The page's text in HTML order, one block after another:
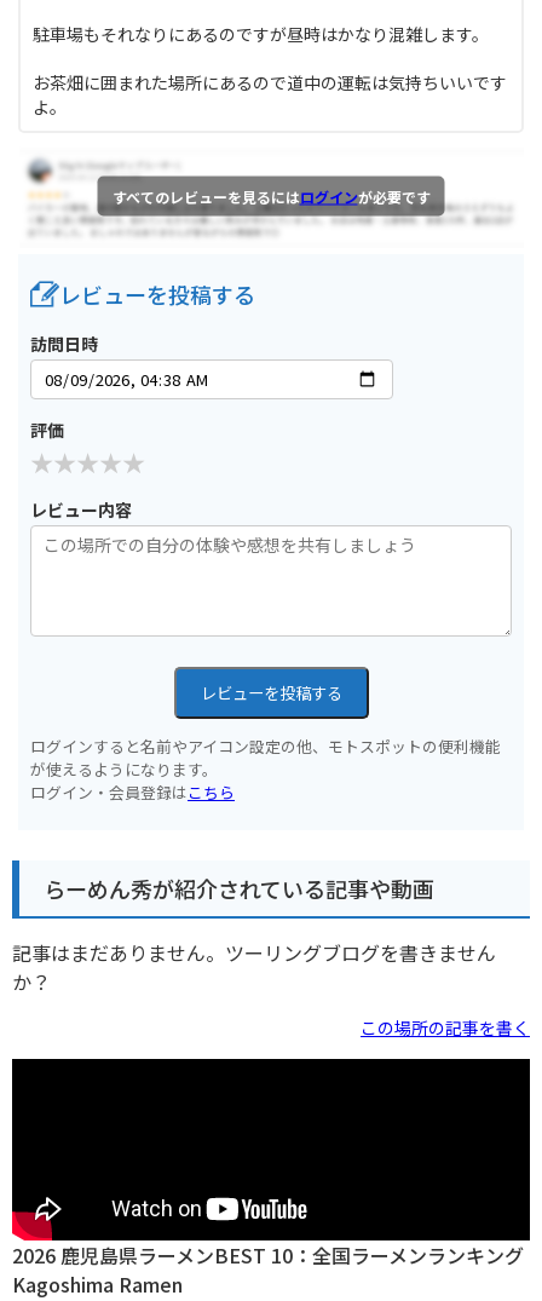
駐車場もそれなりにあるのですが昼時はかなり混雑します。
お茶畑に囲まれた場所にあるので道中の運転は気持ちいいです
よ。
すべてのレビューを見るにはログインが必要です
レビューを投稿する
訪問日時
評価
レビュー内容
レビューを投稿する
ログインすると名前やアイコン設定の他、モトスポットの便利機能
が使えるようになります。
ログイン・会員登録はこちら
らーめん秀が紹介されている記事や動画
記事はまだありません。ツーリングブログを書きません
か？
この場所の記事を書く
2026 鹿児島県ラーメンBEST 10：全国ラーメンランキング
Kagoshima Ramen